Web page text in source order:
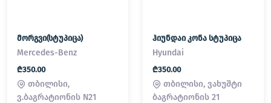
მორგვი(სტუპიცა)
Mercedes-Benz
₾350.00
თბილისი,
ვ.ბაგრატიონის N21
ჰიუნდაი კონა სტუპიცა
Hyundai
₾350.00
თბილისი, ვახუშტი
ბაგრატიონის 21